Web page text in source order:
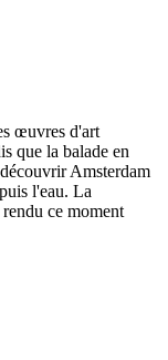
œuvres d'art
que la balade en
Amsterdam
l'eau. La
ce moment